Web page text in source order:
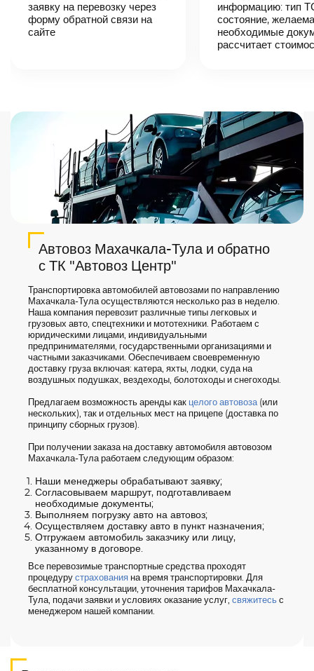
согласует
детали
автоперевозки,
назовет
заявку на перевозку через
форму обратной связи на
сайте
информацию: тип
состояние,
необходимые
рассчитает
Автовоз Махачкала-Тула и обратно
с ТК "Автовоз Центр"
Транспортировка автомобилей автовозами по направлению
Махачкала-Тула осуществляются несколько раз в неделю.
Наша компания перевозит различные типы легковых и
грузовых авто, спецтехники и мототехники. Работаем с
юридическими лицами, индивидуальными
предпринимателями, государственными организациями и
частными заказчиками. Обеспечиваем своевременную
доставку груза включая: катера, яхты, лодки, суда на
воздушных подушках, вездеходы, болотоходы и снегоходы.
Предлагаем возможность аренды как целого автовоза(или
нескольких), так и отдельных мест на прицепе (доставка по
принципу сборных грузов).
При получении заказа на доставку автомобиля автовозом
Махачкала-Тула работаем следующим образом:
Наши менеджеры обрабатывают заявку;
Согласовываем маршрут, подготавливаем
необходимые документы;
Выполняем погрузку авто на автовоз;
Осуществляем доставку авто в пункт назначения;
Отгружаем автомобиль заказчику или лицу,
указанному в договоре.
Все перевозимые транспортные средства проходят
процедуру страхования на время транспортировки. Для
бесплатной консультации, уточнения тарифов Махачкала-
Тула, подачи заявки и условиях оказание услуг, свяжитесь с
менеджером нашей компании.